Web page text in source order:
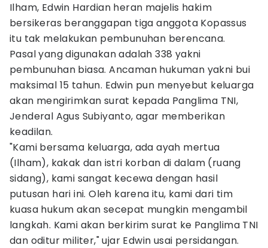
Ilham, Edwin Hardian heran majelis hakim
bersikeras beranggapan tiga anggota Kopassus
itu tak melakukan pembunuhan berencana.
Pasal yang digunakan adalah 338 yakni
pembunuhan biasa. Ancaman hukuman yakni bui
maksimal 15 tahun. Edwin pun menyebut keluarga
akan mengirimkan surat kepada Panglima TNI,
Jenderal Agus Subiyanto, agar memberikan
keadilan.
"Kami bersama keluarga, ada ayah mertua
(Ilham), kakak dan istri korban di dalam (ruang
sidang), kami sangat kecewa dengan hasil
putusan hari ini. Oleh karena itu, kami dari tim
kuasa hukum akan secepat mungkin mengambil
langkah. Kami akan berkirim surat ke Panglima TNI
dan oditur militer," ujar Edwin usai persidangan.